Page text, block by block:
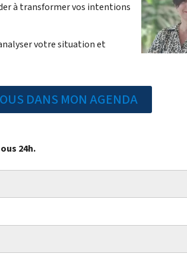
à transformer vos intentions
votre situation et
DANS MON AGENDA
24h.